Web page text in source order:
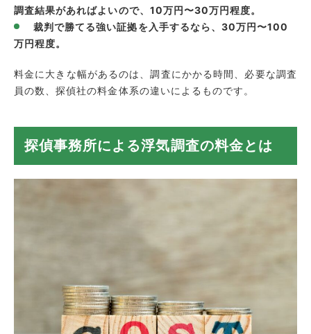
調査結果があればよいので、10万円〜30万円程度。
裁判で勝てる強い証拠を入手するなら、30万円〜100
万円程度。
料金に大きな幅があるのは、調査にかかる時間、必要な調査
員の数、探偵社の料金体系の違いによるものです。
探偵事務所による浮気調査の料金とは